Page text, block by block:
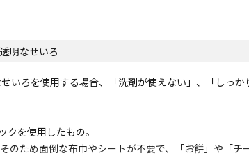
明なせいろ
ろを使用する場合、「洗剤が使えない」、「しっか
を使用したもの。
ため面倒な布巾やシートが不要で、「お餅」や「チ